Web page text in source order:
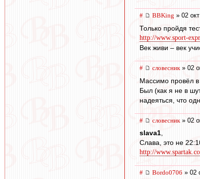
# BBKing » 02
Только пройдя
http://www.sport-
Век живи – век
# словесник» 02
Массимо провёл в
Был (как я не в
надеяться, что
# словесник » 02
slava1,
Слава, это не
http://
# Bordo0706 » 02